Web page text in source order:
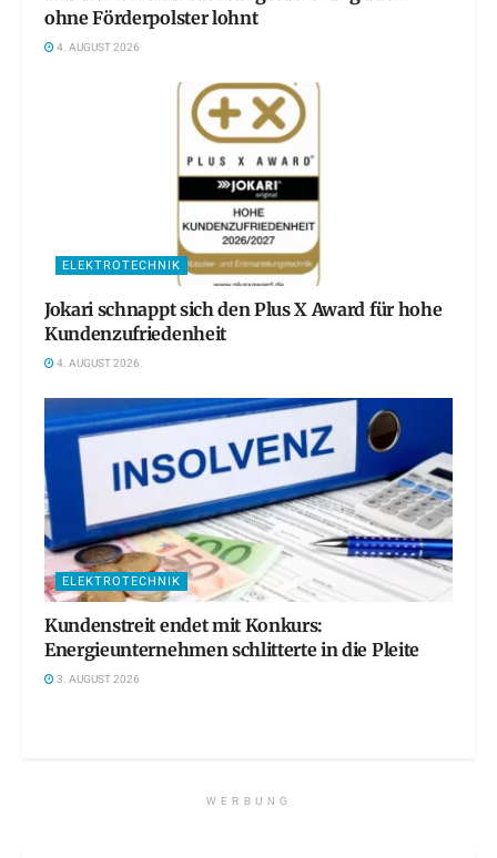
ohne Förderpolster lohnt
4. AUGUST 2026
ELEKTROTECHNIK
Jokari schnappt sich den Plus X Award für hohe
Kundenzufriedenheit
4. AUGUST 2026
ELEKTROTECHNIK
Kundenstreit endet mit Konkurs:
Energieunternehmen schlitterte in die Pleite
3. AUGUST 2026
WERBUNG